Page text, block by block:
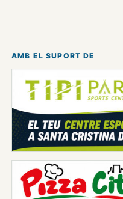
AMB EL SUPORT DE